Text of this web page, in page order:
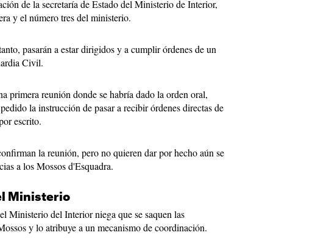
de la secretaría de Estado del Ministerio de Interior,
y el número tres del ministerio.
pasarán a estar dirigidos y a cumplir órdenes de un
Civil.
primera reunión donde se habría dado la orden oral,
la instrucción de pasar a recibir órdenes directas de
escrito.
la reunión, pero no quieren dar por hecho aún se
a los Mossos d'Esquadra.
Ministerio
Ministerio del Interior niega que se saquen las
y lo atribuye a un mecanismo de coordinación.